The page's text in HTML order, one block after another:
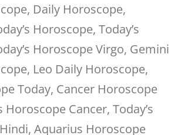
Daily Horoscope,
Horoscope, Today’s
Horoscope Virgo, Gemini
Leo Daily Horoscope,
Today, Cancer Horoscope
Horoscope Cancer, Today’s
Aquarius Horoscope